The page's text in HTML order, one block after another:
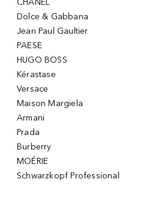
CHANEL
Dolce & Gabbana
Jean Paul Gaultier
PAESE
HUGO BOSS
Kérastase
Versace
Maison Margiela
Armani
Prada
Burberry
MOÉRIE
Schwarzkopf Professional